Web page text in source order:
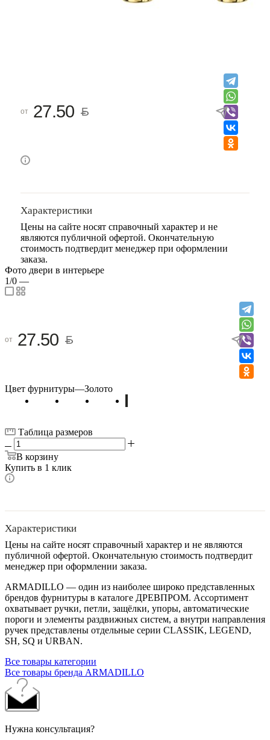
от 27.50
Характеристики
Цены на сайте носят справочный характер и не
являются публичной офертой. Окончательную
стоимость подтвердит менеджер при оформлении
заказа.
Фото двери в интерьере
1/0 —
от 27.50
Цвет фурнитуры—Золото
Таблица размеров
В корзину
Купить в 1 клик
Характеристики
Цены на сайте носят справочный характер и не являются
публичной офертой. Окончательную стоимость подтвердит
менеджер при оформлении заказа.
ARMADILLO — один из наиболее широко представленных
брендов фурнитуры в каталоге ДРЕВПРОМ. Ассортимент
охватывает ручки, петли, защёлки, упоры, автоматические
пороги и элементы раздвижных систем, а внутри направления
ручек представлены отдельные серии CLASSIK, LEGEND,
SH, SQ и URBAN.
Все товары категории
Все товары бренда ARMADILLO
Нужна консультация?